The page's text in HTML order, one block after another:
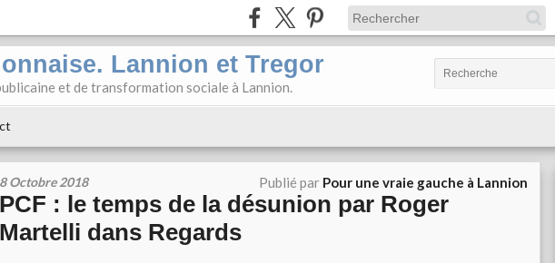
Lannion et Tregor
et de transformation sociale à Lannion.
8 Octobre 2018 Publié par Pour une vraie gauche à Lannion
PCF : le temps de la désunion par Roger
Martelli dans Regards